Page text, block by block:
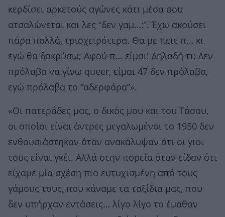
κερδίσει αρκετούς αγώνες κάτι μέσα σου
ατσαλώνεται και λες “δεν γαμ…;”. Έχω ακούσει
πάρα πολλά, τρισχειρότερα. Θα με πεις π… κι
εγώ θα δακρύσω; Αφού π… είμαι! Δηλαδή τι; Δεν
πρόλαβα να γίνω queer, είμαι 47 δεν πρόλαβα,
εγώ πρόλαβα το “αδερφάρα”».
«Οι πατεράδες μας, ο δικός μου και του Τάσου,
οι οποίοι είναι άντρες μεγαλωμένοι το 1950 δεν
ενθουσιάστηκαν όταν ανακάλυψαν ότι οι γιοι
τους είναι γκέι. Αλλά στην πορεία όταν είδαν ότι
είχαμε μία σχέση πιο ευτυχισμένη από τους
γάμους τους, που κάναμε τα ταξίδια μας, που
δεν υπήρχαν εντάσεις… λίγο λίγο το έμαθαν